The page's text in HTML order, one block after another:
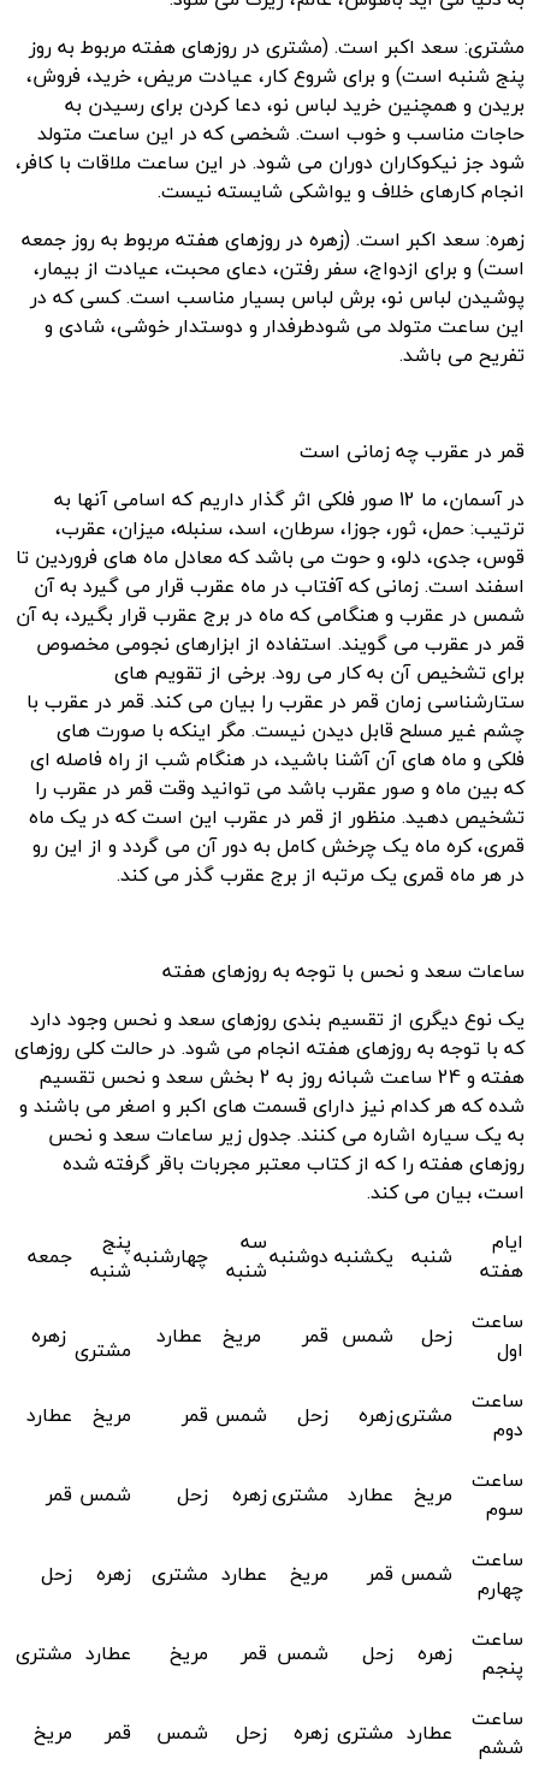
مشتری: سعد اکبر است. (مشتری در روز‌های هفته مربوط به روز
پنج شنبه است) و برای شروع کار، عیادت مریض، خرید، فروش،
بریدن و همچنین خرید لباس نو، دعا کردن برای رسیدن به
حاجات مناسب و خوب است. شخصی که در این ساعت متولد
شود جز نیکوکاران دوران می شود. در این ساعت ملاقات با کافر،
انجام کارهای خلاف و یواشکی شایسته نیست.
زهره: سعد اکبر است. (زهره در روز‌های هفته مربوط به روز جمعه
است) و برای ازدواج، سفر رفتن، دعای محبت، عیادت از بیمار،
پوشیدن لباس نو، برش لباس بسیار مناسب است. کسی که در
این ساعت متولد می شودطرفدار و دوستدار خوشی، شادی و
تفریح می باشد.
قمر در عقرب چه زمانی است
در آسمان، ما 12 صور فلکی اثر گذار داریم که اسامی آنها به
ترتیب: حمل، ثور، جوزا، سرطان، اسد، سنبله، میزان، عقرب،
قوس، جدی، دلو، و حوت می باشد که معادل ماه های فروردین تا
اسفند است. زمانی که آفتاب در ماه عقرب قرار می گیرد به آن
شمس در عقرب و هنگامی که ماه در برج عقرب قرار بگیرد، به آن
قمر در عقرب می گویند. استفاده از ابزارهای نجومی مخصوص
برای تشخیص آن به کار می رود. برخی از تقویم های
ستارشناسی زمان قمر در عقرب را بیان می کند. قمر در عقرب با
چشم غیر مسلح قابل دیدن نیست. مگر اینکه با صورت های
فلکی و ماه های آن آشنا باشید، در هنگام شب از راه فاصله ای
که بین ماه و صور عقرب باشد می توانید وقت قمر در عقرب را
تشخیص دهید. منظور از قمر در عقرب این است که در یک ماه
قمری، کره ماه یک چرخش کامل به دور آن می گردد و از این رو
در هر ماه قمری یک مرتبه از برج عقرب گذر می کند.
ساعات سعد و نحس با توجه به روزهای هفته
یک نوع دیگری از تقسیم بندی روزهای سعد و نحس وجود دارد
که با توجه به روزهای هفته انجام می شود. در حالت کلی روزهای
هفته و 24 ساعت شبانه روز به 2 بخش سعد و نحس تقسیم
شده که هر کدام نیز دارای قسمت های اکبر و اصغر می باشند و
به یک سیاره اشاره می کنند. جدول زیر ساعات سعد و نحس
روزهای هفته را که از کتاب معتبر مجربات باقر گرفته شده
است، بیان می کند.
ایام
هفته
شنبه یکشنبه دوشنبه سه
شنبه
چهارشنبه پنج
شنبه
جمعه
ساعت
اول
زحل شمس قمر مریخ عطارد مشتری زهره
ساعت
دوم
مشتریزهره زحل شمس قمر مریخ
عطارد
ساعت
سوم
مریخ عطارد مشتریزهره زحل شمس قمر
ساعت
چهارم
شمس قمر مریخ عطارد مشتری زهره
زحل
ساعت
پنجم
زهره زحل شمس قمر مریخ عطارد
مشتری
ساعت
ششم
عطارد مشتری زهره زحل شمس قمر
مریخ